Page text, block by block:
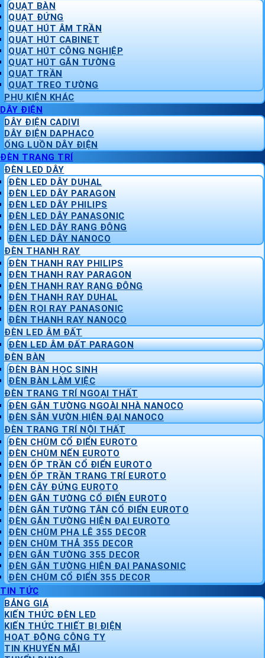
QUẠT BÀN
QUẠT ĐỨNG
QUẠT HÚT ÂM TRẦN
QUẠT HÚT CABINET
QUẠT HÚT CÔNG NGHIỆP
QUẠT HÚT GẮN TƯỜNG
QUẠT TRẦN
QUẠT TREO TƯỜNG
PHỤ KIỆN KHÁC
DÂY ĐIỆN
DÂY ĐIỆN CADIVI
DÂY ĐIỆN DAPHACO
ỐNG LUỒN DÂY ĐIỆN
ĐÈN TRANG TRÍ
ĐÈN LED DÂY
ĐÈN LED DÂY DUHAL
ĐÈN LED DÂY PARAGON
ĐÈN LED DÂY PHILIPS
ĐÈN LED DÂY PANASONIC
ĐÈN LED DÂY RẠNG ĐÔNG
ĐÈN LED DÂY NANOCO
ĐÈN THANH RAY
ĐÈN THANH RAY PHILIPS
ĐÈN THANH RAY PARAGON
ĐÈN THANH RAY RẠNG ĐÔNG
ĐÈN THANH RAY DUHAL
ĐÈN RỌI RAY PANASONIC
ĐÈN THANH RAY NANOCO
ĐÈN LED ÂM ĐẤT
ĐÈN LED ÂM ĐẤT PARAGON
ĐÈN BÀN
ĐÈN BÀN HỌC SINH
ĐÈN BÀN LÀM VIỆC
ĐÈN TRANG TRÍ NGOẠI THẤT
ĐÈN GẮN TƯỜNG NGOÀI NHÀ NANOCO
ĐÈN SÂN VƯỜN HIỆN ĐẠI NANOCO
ĐÈN TRANG TRÍ NỘI THẤT
ĐÈN CHÙM CỔ ĐIỂN EUROTO
ĐÈN CHÙM NẾN EUROTO
ĐÈN ỐP TRẦN CỔ ĐIỂN EUROTO
ĐÈN ỐP TRẦN TRANG TRÍ EUROTO
ĐÈN CÂY ĐỨNG EUROTO
ĐÈN GẮN TƯỜNG CỔ ĐIỂN EUROTO
ĐÈN GẮN TƯỜNG TÂN CỔ ĐIỂN EUROTO
ĐÈN GẮN TƯỜNG HIỆN ĐẠI EUROTO
ĐÈN CHÙM PHA LÊ 355 DECOR
ĐÈN CHÙM THẢ 355 DECOR
ĐÈN GẮN TƯỜNG 355 DECOR
ĐÈN GẮN TƯỜNG HIỆN ĐẠI PANASONIC
ĐÈN CHÙM CỔ ĐIỂN 355 DECOR
TIN TỨC
BẢNG GIÁ
KIẾN THỨC ĐÈN LED
KIẾN THỨC THIẾT BỊ ĐIỆN
HOẠT ĐỘNG CÔNG TY
TIN KHUYẾN MÃI